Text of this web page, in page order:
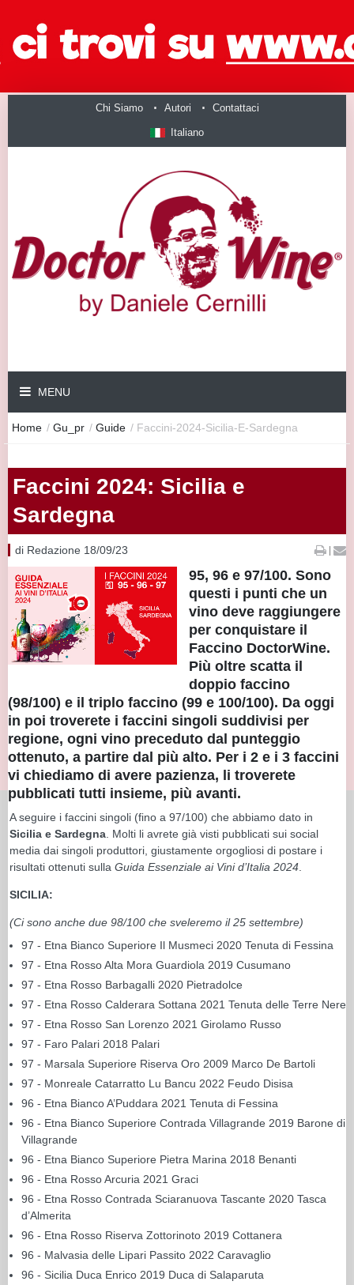
Chi Siamo Autori Contattaci
Italiano
MENU
Home / Gu_pr / Guide / Faccini-2024-Sicilia-E-Sardegna
Faccini 2024: Sicilia e
Sardegna
di Redazione 18/09/23 |
95, 96 e 97/100. Sono
questi i punti che un
vino deve raggiungere
per conquistare il
Faccino DoctorWine.
Più oltre scatta il
doppio faccino
(98/100) e il triplo faccino (99 e 100/100). Da oggi
in poi troverete i faccini singoli suddivisi per
regione, ogni vino preceduto dal punteggio
ottenuto, a partire dal più alto. Per i 2 e i 3 faccini
vi chiediamo di avere pazienza, li troverete
pubblicati tutti insieme, più avanti.
A seguire i faccini singoli (fino a 97/100) che abbiamo dato in
Sicilia e Sardegna . Molti li avrete già visti pubblicati sui social
media dai singoli produttori, giustamente orgogliosi di postare i
risultati ottenuti sulla Guida Essenziale ai Vini d’Italia 2024
SICILIA:
(Ci sono anche due 98/100 che sveleremo il 25 settembre)
97 - Etna Bianco Superiore Il Musmeci 2020 Tenuta di Fessina
97 - Etna Rosso Alta Mora Guardiola 2019 Cusumano
97 - Etna Rosso Barbagalli 2020 Pietradolce
97 - Etna Rosso Calderara Sottana 2021 Tenuta delle Terre Nere
97 - Etna Rosso San Lorenzo 2021 Girolamo Russo
97 - Faro Palari 2018 Palari
97 - Marsala Superiore Riserva Oro 2009 Marco De Bartoli
97 - Monreale Catarratto Lu Bancu 2022 Feudo Disisa
96 - Etna Bianco A’Puddara 2021 Tenuta di Fessina
96 - Etna Bianco Superiore Contrada Villagrande 2019 Barone di
Villagrande
96 - Etna Bianco Superiore Pietra Marina 2018 Benanti
96 - Etna Rosso Arcuria 2021 Graci
96 - Etna Rosso Contrada Sciaranuova Tascante 2020 Tasca
d’Almerita
96 - Etna Rosso Riserva Zottorinoto 2019 Cottanera
96 - Malvasia delle Lipari Passito 2022 Caravaglio
96 - Sicilia Duca Enrico 2019 Duca di Salaparuta